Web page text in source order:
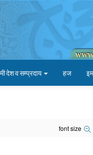
देश व सम्प्रदाय हज
font size